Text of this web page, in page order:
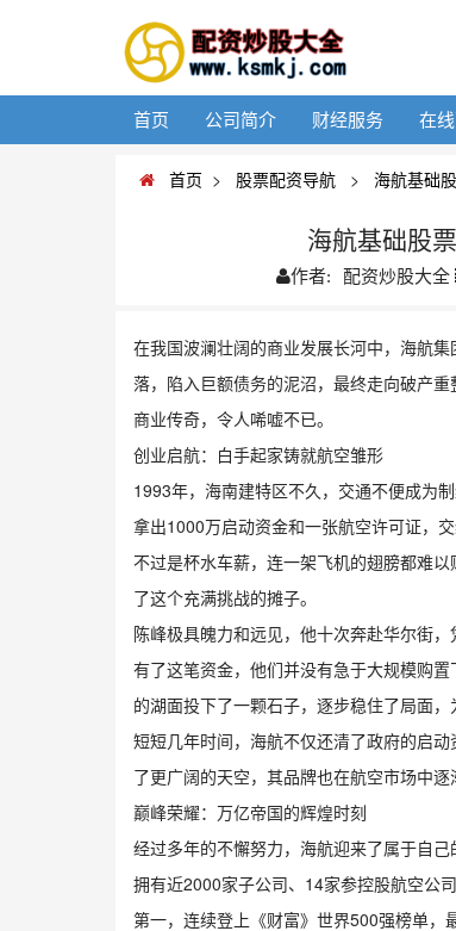
首页 公司简介 财经服务 在
首页 > 股票配资导航 > 海航基础
海航基础股
作者: 配资炒股大全
在我国波澜壮阔的商业发展长河中，海航
落，陷入巨额债务的泥沼，最终走向破产
商业传奇，令人唏嘘不已。
创业启航：白手起家铸就航空雏形
1993年，海南建特区不久，交通不便成为
拿出1000万启动资金和一张航空许可证，
不过是杯水车薪，连一架飞机的翅膀都难
了这个充满挑战的摊子。
陈峰极具魄力和远见，他十次奔赴华尔街
有了这笔资金，他们并没有急于大规模购
的湖面投下了一颗石子，逐步稳住了局面，
短短几年时间，海航不仅还清了政府的启
了更广阔的天空，其品牌也在航空市场中逐
巅峰荣耀：万亿帝国的辉煌时刻
经过多年的不懈努力，海航迎来了属于自
拥有近2000家子公司、14家参控股航空公
第一，连续登上《财富》世界500强榜单，